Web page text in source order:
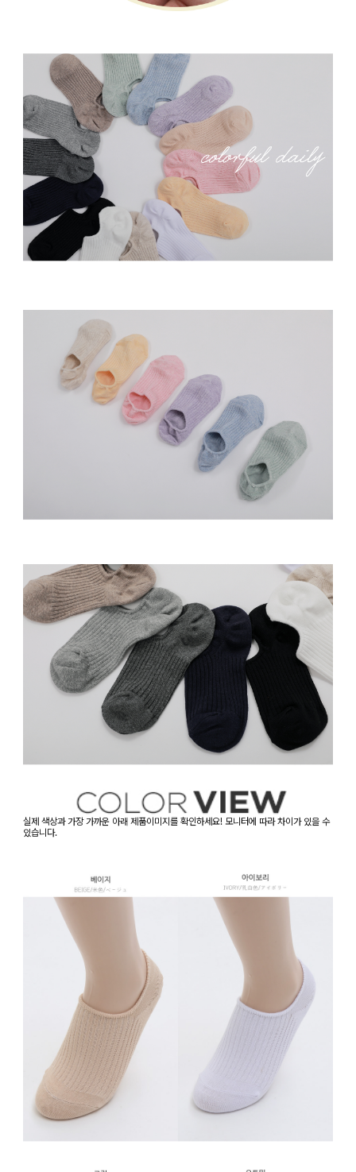
실제 색상과 가장 가까운 아래 제품이미지를 확인하세요! 모니터에 따라 차이가 있을 수
있습니다.